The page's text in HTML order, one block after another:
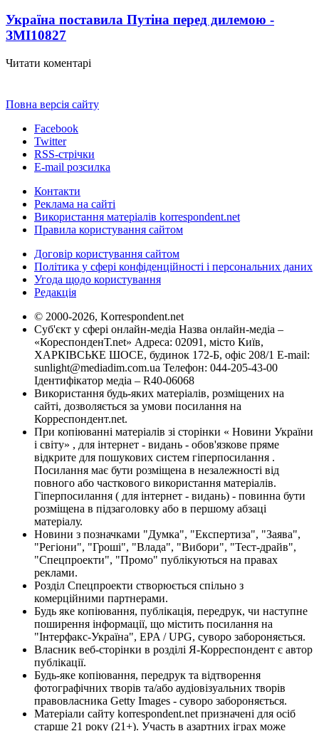
Україна поставила Путіна перед дилемою -
ЗМІ10827
Читати коментарі
Повна версія сайту
Facebook
Twitter
RSS-стрічки
E-mail розсилка
Контакти
Реклама на сайті
Використання матеріалів korrespondent.net
Правила користування сайтом
Договір користування сайтом
Політика у сфері конфіденційності і персональних даних
Угода щодо користування
Редакція
© 2000-2026, Korrespondent.net
Суб'єкт у сфері онлайн-медіа Назва онлайн-медіа –
«КореспонденТ.net» Адреса: 02091, місто Київ,
ХАРКІВСЬКЕ ШОСЕ, будинок 172-Б, офіс 208/1 E-mail:
sunlight@mediadim.com.ua Телефон: 044-205-43-00
Ідентифікатор медіа – R40-06068
Використання будь-яких матеріалів, розміщених на
сайті, дозволяється за умови посилання на
Корреспондент.net.
При копіюванні матеріалів зі сторінки « Новини України
і світу» , для інтернет - видань - обов'язкове пряме
відкрите для пошукових систем гіперпосилання .
Посилання має бути розміщена в незалежності від
повного або часткового використання матеріалів.
Гіперпосилання ( для інтернет - видань) - повинна бути
розміщена в підзаголовку або в першому абзаці
матеріалу.
Новини з позначками "Думка", "Експертиза", "Заява",
"Регіони", "Гроші", "Влада", "Вибори", "Тест-драйв",
"Спецпроекти", "Промо" публікуються на правах
реклами.
Розділ Спецпроекти створюється спільно з
комерційними партнерами.
Будь яке копіювання, публікація, передрук, чи наступне
поширення інформації, що містить посилання на
"Інтерфакс-Україна", EPA / UPG, суворо забороняється.
Власник веб-сторінки в розділі Я-Корреспондент є автор
публікації.
Будь-яке копіювання, передрук та відтворення
фотографічних творів та/або аудіовізуальних творів
правовласника Getty Images - суворо забороняється.
Матеріали сайту korrespondent.net призначені для осіб
старше 21 року (21+). Участь в азартних іграх може